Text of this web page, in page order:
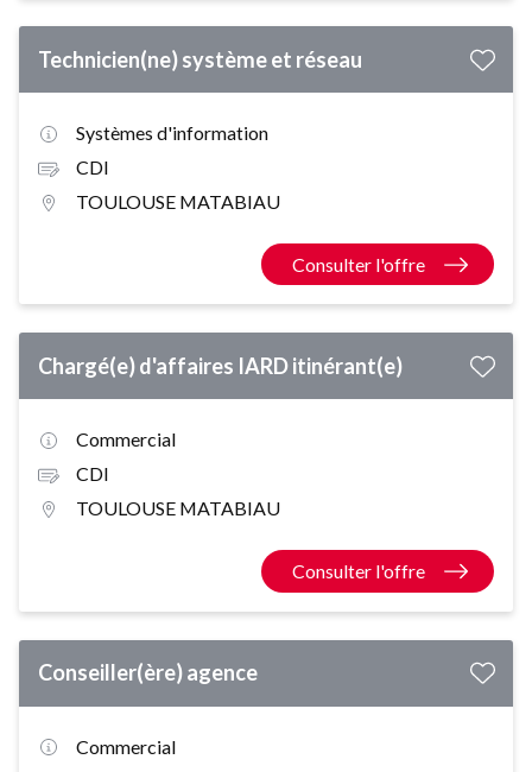
Technicien(ne) système et réseau
Systèmes d'information
CDI
TOULOUSE MATABIAU
Consulter l'offre
Chargé(e) d'affaires IARD itinérant(e)
Commercial
CDI
TOULOUSE MATABIAU
Consulter l'offre
Conseiller(ère) agence
Commercial